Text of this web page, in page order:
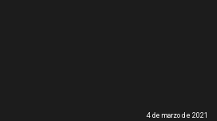
4 de marzo de 2021